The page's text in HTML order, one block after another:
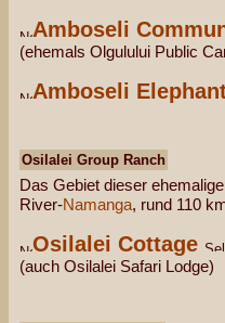
Amboseli
(ehemals Olgulului Public
Amboseli
Osilalei Group Ranch
Das Gebiet dieser
River-Namanga, rund 110
Osilalei Cottage
(auch Osilalei Safari Lodge)